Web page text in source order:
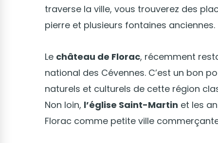
traverse la ville, vous trouverez des
pierre et plusieurs fontaines anciennes.
Le château de Florac, récemment
national des Cévennes. C’est un bon
naturels et culturels de cette région
Non loin, l’église Saint-Martin et les
Florac comme petite ville